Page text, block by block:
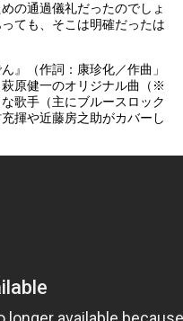
の通過儀礼だったのでしょ
ても、そこは明確だったは
』（作詞：康珍化／作曲」
原健一のオリジナル曲（※
歌手（主にブルースロック
揮や近藤房之助がカバーし